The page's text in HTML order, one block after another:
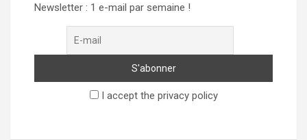
Newsletter : 1 e-mail par semaine !
I accept the privacy policy